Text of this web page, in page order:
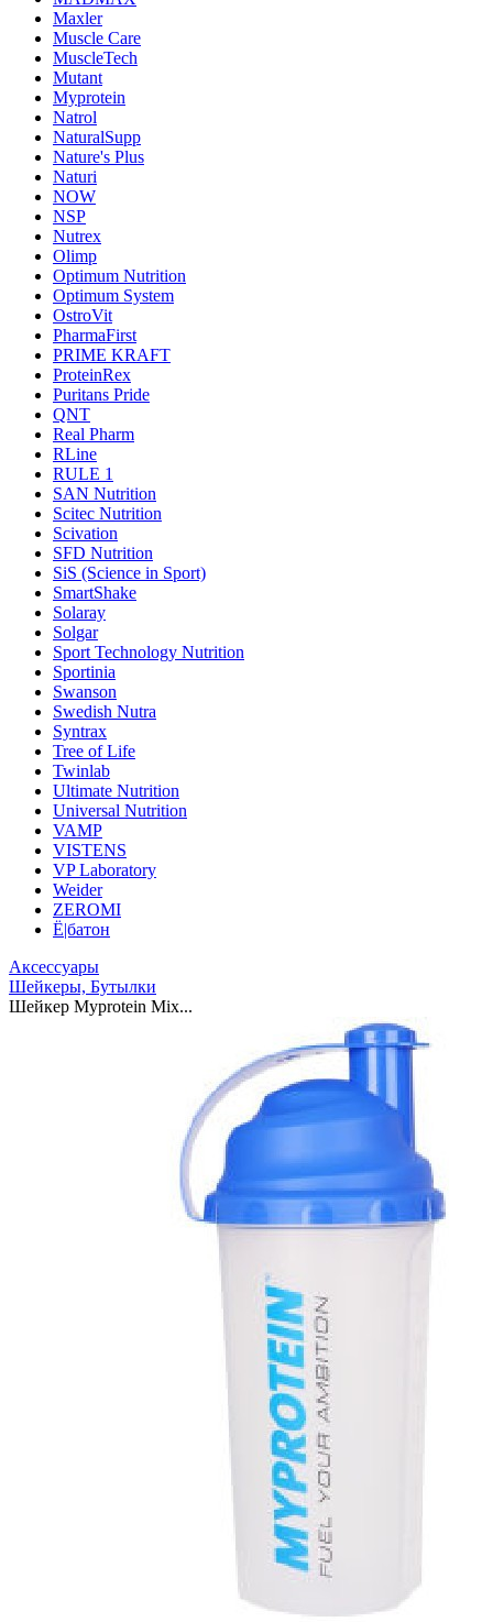
Maxler
Muscle Care
MuscleTech
Mutant
Myprotein
Natrol
NaturalSupp
Nature's Plus
Naturi
NOW
NSP
Nutrex
Olimp
Optimum Nutrition
Optimum System
OstroVit
PharmaFirst
PRIME KRAFT
ProteinRex
Puritans Pride
QNT
Real Pharm
RLine
RULE 1
SAN Nutrition
Scitec Nutrition
Scivation
SFD Nutrition
SiS (Science in Sport)
SmartShake
Solaray
Solgar
Sport Technology Nutrition
Sportinia
Swanson
Swedish Nutra
Syntrax
Tree of Life
Twinlab
Ultimate Nutrition
Universal Nutrition
VAMP
VISTENS
VP Laboratory
Weider
ZEROMI
Ё|батон
Аксессуары
Шейкеры, Бутылки
Шейкер Myprotein Mix...